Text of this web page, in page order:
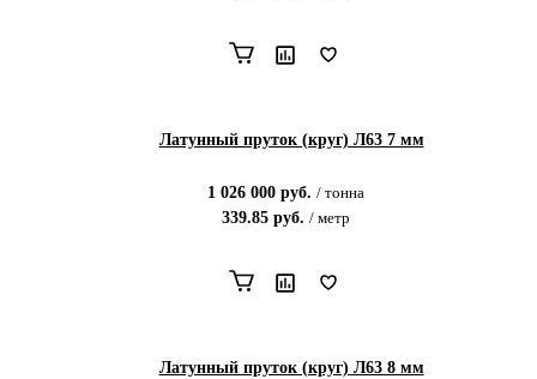
Латунный пруток (круг) Л63 7 мм
1 026 000руб. / тонна
339.85руб. / метр
Латунный пруток (круг) Л63 8 мм